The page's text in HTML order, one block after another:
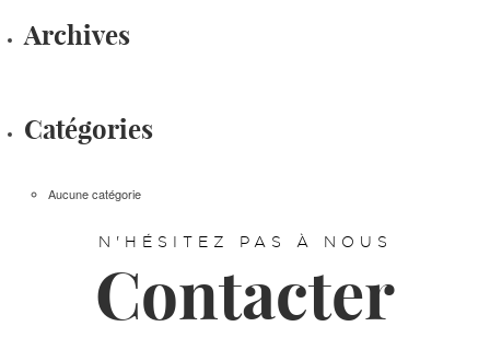
Archives
Catégories
Aucune catégorie
N'HÉSITEZ PAS À NOUS
Contacter